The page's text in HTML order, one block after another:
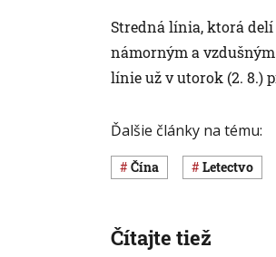
Stredná línia, ktorá
námorným a
línie už v utorok (2. 8.)
Ďalšie články na tému:
Čína letectvo
Čítajte tiež